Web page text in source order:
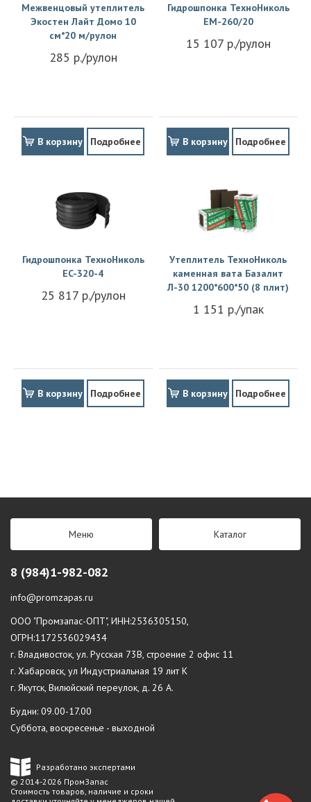
Межвенцовый утеплитель
Экостен Лайт Домо 10
см*20 м/рулон
285 р./рулон
В корзину Подробнее
Гидрошпонка ТехноНиколь
EM-260/20
15 107 р./рулон
В корзину Подробнее
Гидрошпонка ТехноНиколь
EC-320-4
25 817 р./рулон
В корзину Подробнее
Утеплитель ТехноНиколь
каменная вата Базалит
Л-30 1200*600*50 (8 плит)
1 151 р./упак
В корзину Подробнее
Меню Каталог
8 (984)1-982-082
info@promzapas.ru
ООО "Промзапас-ОПТ", ИНН:2536305150,
ОГРН:1172536029434
г. Владивосток, ул. Русская 73В, строение 2 офис 11
г. Хабаровск, ул Индустриальная 19 лит К
г. Якутск, Вилюйский переулок, д. 26 А.
Будни: 09.00-17.00
Суббота, воскресенье - выходной
Разработано экспертами
© 2014-2026 ПромЗапас
Стоимость товаров, наличие и сроки